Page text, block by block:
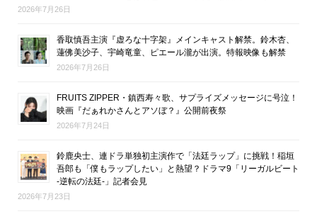
2026年7月26日
香取慎吾主演『虚ろな十字架』メインキャスト解禁。鈴木杏、
蓮佛美沙子、宇崎竜童、ピエール瀧が出演。特報映像も解禁
2026年7月26日
FRUITS ZIPPER・鎮西寿々歌、サプライズメッセージに号泣！
映画『だぁれかさんとアソぼ？』公開前夜祭
2026年7月24日
鈴鹿央士、連ドラ単独初主演作で「法廷ラップ」に挑戦！稲垣
吾郎も「僕もラップしたい」と熱望？ドラマ9「リーガルビート
-逆転の法廷-」記者会見
2026年7月23日